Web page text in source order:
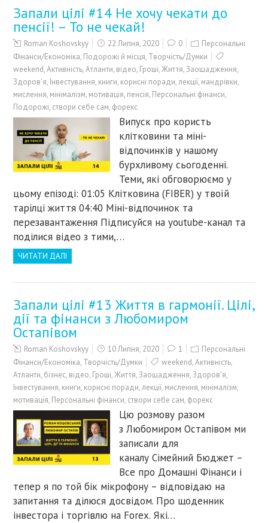
Запали цілі #14 Не хочу чекати до
пенсії! – То не чекай!
Roman Koshovskyy 22 Липня, 2020 0
Персональні
Фінанси/Економіка, Подорожі й місця, Творчість/Думки
weekend,Активність,Атланти, відео, Гроші,Життя,Заощадження,
Здоров'я, Інвестування, книги, корисні поради,лекції, мандрівки,
мислення, мінімалізм, мотивація, пенсія, Персональні фінанси,
Подорожі, створи себе сам, форекс
Випуск про користь
клітковини та міні-
відпочинків у нашому
бурхливому сьогоденні.
Теми, які обговорюємо у
цьому епізоді: 01:05 Клітковина (FIBER) у твоїй
тарілці життя 04:40 Міні-відпочинок та
перезавантаження Підписуйся на youtube-канал та
поділися відео з тими,…
ЧИТАТИ ДАЛІ
Запали цілі #13 Життя в гармонії. Цілі,
дії та фінанси з Любомиром
Остапівом
Roman Koshovskyy 10 Липня, 2020 1
Персональні
Фінанси/Економіка, Творчість/Думки weekend,Активність,
Атланти, бізнес, відео, Гроші,Життя,Заощадження,Здоров'я,
Інвестування, книги, корисні поради,лекції, мислення, мінімалізм,
мотивація, Персональні фінанси, створи себе сам, форекс
Цю розмову разом
з Любомиром Остапівом ми
записали для
каналу Сімейний Бюджет –
Все про Домашні Фінанси і
тепер я по той бік мікрофону – відповідаю на
запитання та ділюся досвідом. Про щоденник
інвестора і торгівлю на Forex. Які…